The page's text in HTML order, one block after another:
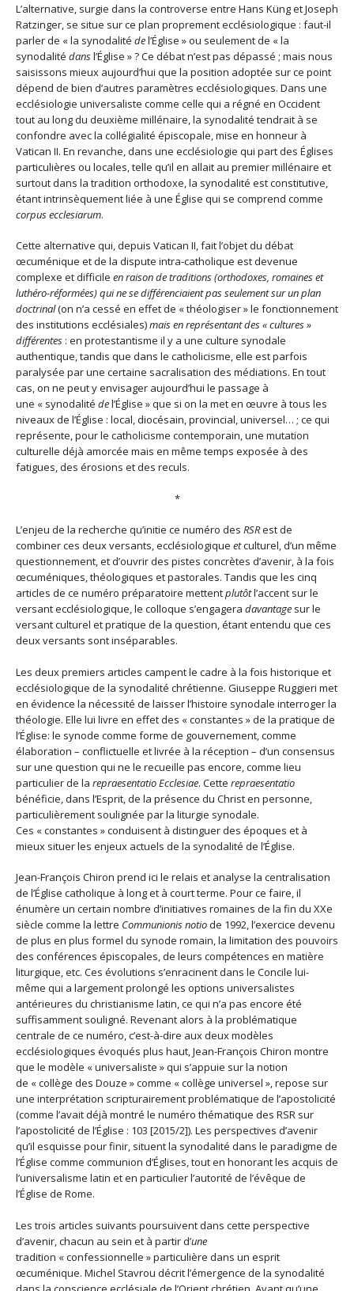
L’alternative, surgie dans la controverse entre Hans Küng et Joseph
Ratzinger, se situe sur ce plan proprement ecclésiologique : faut-il
parler de « la synodalité del’Église » ou seulement de « la
synodalité dansl’Église » ? Ce débat n’est pas dépassé ; mais nous
saisissons mieux aujourd’hui que la position adoptée sur ce point
dépend de bien d’autres paramètres ecclésiologiques. Dans une
ecclésiologie universaliste comme celle qui a régné en Occident
tout au long du deuxième millénaire, la synodalité tendrait à se
confondre avec la collégialité épiscopale, mise en honneur à
Vatican II. En revanche, dans une ecclésiologie qui part des Églises
particulières ou locales, telle qu’il en allait au premier millénaire et
surtout dans la tradition orthodoxe, la synodalité est constitutive,
étant intrinsèquement liée à une Église qui se comprend comme
corpus ecclesiarum.
Cette alternative qui, depuis Vatican II, fait l’objet du débat
œcuménique et de la dispute intra-catholique est devenue
complexe et difficile en raison de traditions (orthodoxes, romaines et
luthéro-réformées) qui ne se différenciaient pas seulement sur un plan
doctrinal(on n’a cessé en effet de « théologiser » le fonctionnement
des institutions ecclésiales)mais en représentant des « cultures »
différentes : en protestantisme il y a une culture synodale
authentique, tandis que dans le catholicisme, elle est parfois
paralysée par une certaine sacralisation des médiations. En tout
cas, on ne peut y envisager aujourd’hui le passage à
une « synodalité del’Église » que si on la met en œuvre à tous les
niveaux de l’Église : local, diocésain, provincial, universel… ; ce qui
représente, pour le catholicisme contemporain, une mutation
culturelle déjà amorcée mais en même temps exposée à des
fatigues, des érosions et des reculs.
*
L’enjeu de la recherche qu’initie ce numéro des RSRest de
combiner ces deux versants, ecclésiologique etculturel, d’un même
questionnement, et d’ouvrir des pistes concrètes d’avenir, à la fois
œcuméniques, théologiques et pastorales. Tandis que les cinq
articles de ce numéro préparatoire mettentplutôtl’accent sur le
versant ecclésiologique, le colloque s’engagera davantage sur le
versant culturel et pratique de la question, étant entendu que ces
deux versants sont inséparables.
Les deux premiers articles campent le cadre à la fois historique et
ecclésiologique de la synodalité chrétienne. Giuseppe Ruggieri met
en évidence la nécessité de laisser l’histoire synodale interroger la
théologie. Elle lui livre en effet des « constantes » de la pratique de
l’Église: le synode comme forme de gouvernement, comme
élaboration – conflictuelle et livrée à la réception – d’un consensus
sur une question qui ne le recueille pas encore, comme lieu
particulier de la repraesentatio Ecclesiae. Cette repraesentatio
bénéficie, dans l’Esprit, de la présence du Christ en personne,
particulièrement soulignée par la liturgie synodale.
Ces « constantes » conduisent à distinguer des époques et à
mieux situer les enjeux actuels de la synodalité de l’Église.
Jean-François Chiron prend ici le relais et analyse la centralisation
de l’Église catholique à long et à court terme. Pour ce faire, il
énumère un certain nombre d’initiatives romaines de la fin du XXe
siècle comme la lettre Communionis notiode 1992, l’exercice devenu
de plus en plus formel du synode romain, la limitation des pouvoirs
des conférences épiscopales, de leurs compétences en matière
liturgique, etc. Ces évolutions s’enracinent dans le Concile lui-
même qui a largement prolongé les options universalistes
antérieures du christianisme latin, ce qui n’a pas encore été
suffisamment souligné. Revenant alors à la problématique
centrale de ce numéro, c’est-à-dire aux deux modèles
ecclésiologiques évoqués plus haut, Jean-François Chiron montre
que le modèle « universaliste » qui s’appuie sur la notion
de « collège des Douze » comme « collège universel », repose sur
une interprétation scripturairement problématique de l’apostolicité
(comme l’avait déjà montré le numéro thématique des RSR sur
l’apostolicité de l’Église : 103 [2015/2]). Les perspectives d’avenir
qu’il esquisse pour finir, situent la synodalité dans le paradigme de
l’Église comme communion d’Églises, tout en honorant les acquis de
l’universalisme latin et en particulier l’autorité de l’évêque de
l’Église de Rome.
Les trois articles suivants poursuivent dans cette perspective
d’avenir, chacun au sein et à partir d’une
tradition « confessionnelle » particulière dans un esprit
œcuménique. Michel Stavrou décrit l’émergence de la synodalité